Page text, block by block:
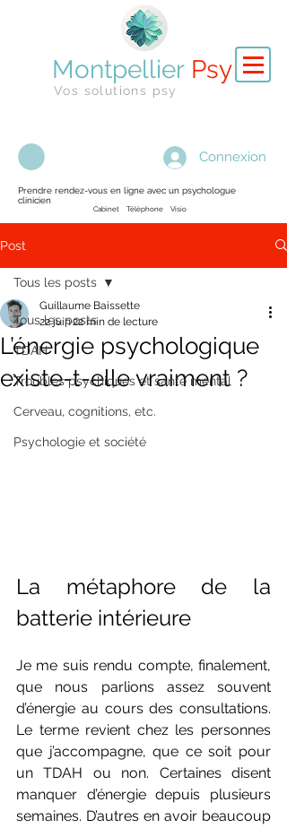
Montpellier Psy
Vos solutions psy
Connexion
Prendre rendez-vous en ligne avec un psychologue
clinicien
Cabinet Téléphone Visio
Post
Tous les posts
TDAH
Troubles psychiques et santé mental
Cerveau, cognitions, etc.
Psychologie et société
Tous les posts
L’énergie psychologique
existe-t-elle vraiment ?
Guillaume Baissette
22 juin22 min de lecture
La métaphore de la
batterie intérieure
Je me suis rendu compte, finalement,
que nous parlions assez souvent
d’énergie au cours des consultations.
Le terme revient chez les personnes
que j’accompagne, que ce soit pour
un TDAH ou non. Certaines disent
manquer d’énergie depuis plusieurs
semaines. D’autres en avoir beaucoup